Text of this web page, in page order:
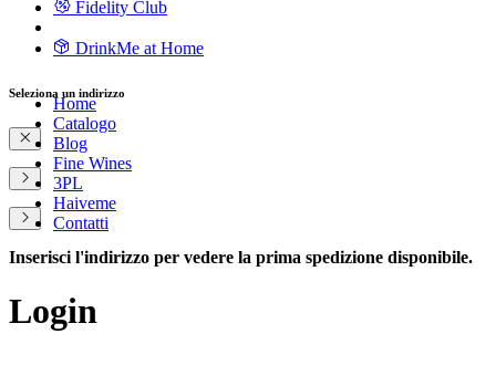
Fidelity Club
DrinkMe at Home
Home
Catalogo
Blog
Fine Wines
3PL
Haiveme
Contatti
Seleziona un indirizzo
Inserisci l'indirizzo per vedere la prima spedizione disponibile.
Login